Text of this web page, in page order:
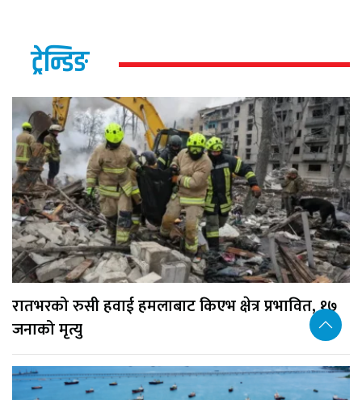
ट्रेन्डिङ
रातभरको रुसी हवाई हमलाबाट किएभ क्षेत्र प्रभावित, १७
जनाको मृत्यु